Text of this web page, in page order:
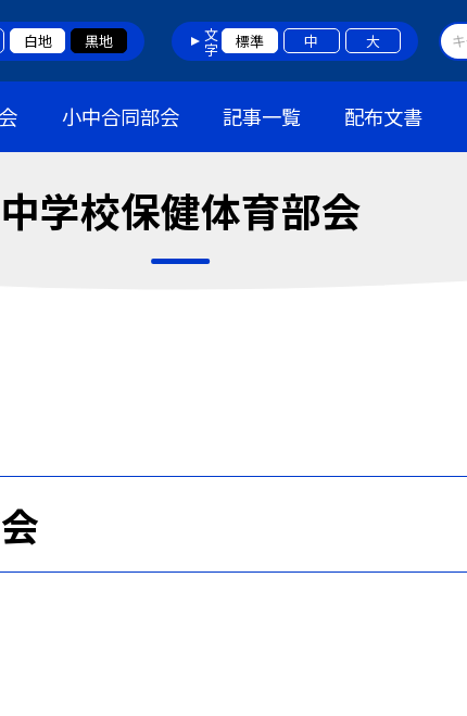
白地 黒地 文字 標準 中 大
小中合同部会 記事一覧 配布文書
中学校保健体育部会